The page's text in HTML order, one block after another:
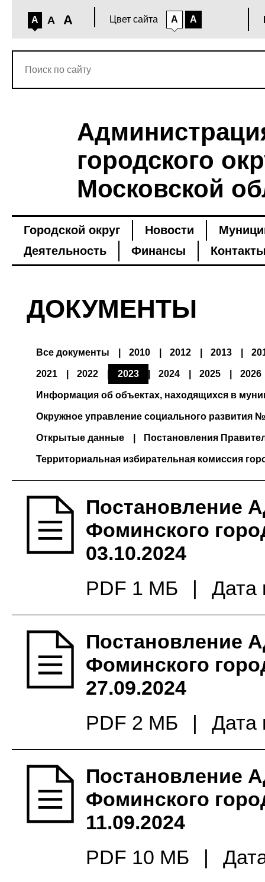
A A A Цвет сайта A A
городского
Московской
Городской округ Новости
Деятельность
Финансы
ДОКУМЕНТЫ
Все документы 2010 2012 2013
2021 2022 2023 2024 2025 2026
Информация об объектах, находящихся в
Окружное управление социального развития
Открытые данные Постановления
Территориальная избирательная комиссия
Постановление
Фоминского
03.10.2024
PDF 1 МБ
| Дата
Постановление
Фоминского
27.09.2024
PDF 2 МБ
| Дата
Постановление
Фоминского
11.09.2024
PDF 10 МБ
|